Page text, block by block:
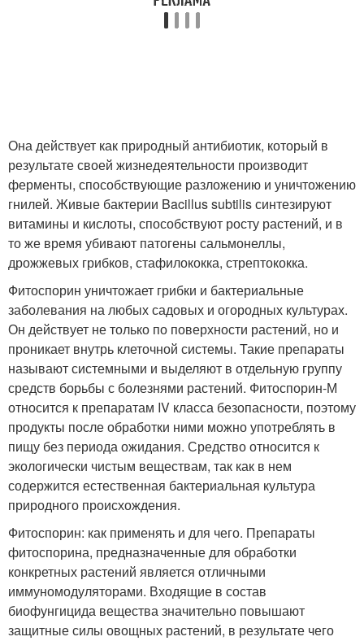
Она действует как природный антибиотик, который в
результате своей жизнедеятельности производит
ферменты, способствующие разложению и уничтожению
гнилей. Живые бактерии Bacillus subtilis синтезируют
витамины и кислоты, способствуют росту растений, и в
то же время убивают патогены сальмонеллы,
дрожжевых грибков, стафилококка, стрептококка.
Фитоспорин уничтожает грибки и бактериальные
заболевания на любых садовых и огородных культурах.
Он действует не только по поверхности растений, но и
проникает внутрь клеточной системы. Такие препараты
называют системными и выделяют в отдельную группу
средств борьбы с болезнями растений. Фитоспорин-М
относится к препаратам IV класса безопасности, поэтому
продукты после обработки ними можно употреблять в
пищу без периода ожидания. Средство относится к
экологически чистым веществам, так как в нем
содержится естественная бактериальная культура
природного происхождения.
Фитоспорин: как применять и для чего. Препараты
фитоспорина, предназначенные для обработки
конкретных растений является отличными
иммуномодуляторами. Входящие в состав
биофунгицида вещества значительно повышают
защитные силы овощных растений, в результате чего